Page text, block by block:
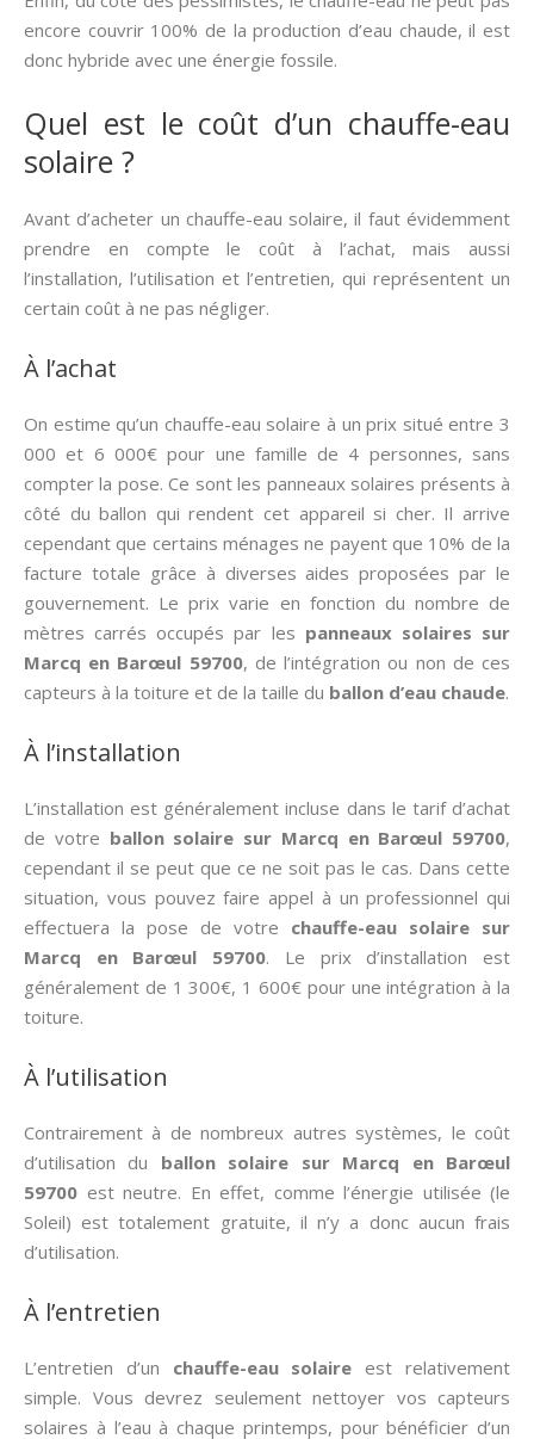
encore couvrir 100% de la production d’eau chaude, il est
donc hybride avec une énergie fossile.
Quel est le coût d’un chauffe-eau
solaire ?
Avant d’acheter un chauffe-eau solaire, il faut évidemment
prendre en compte le coût à l’achat, mais aussi
l’installation, l’utilisation et l’entretien, qui représentent un
certain coût à ne pas négliger.
À l’achat
On estime qu’un chauffe-eau solaire à un prix situé entre 3
000 et 6 000€ pour une famille de 4 personnes, sans
compter la pose. Ce sont les panneaux solaires présents à
côté du ballon qui rendent cet appareil si cher. Il arrive
cependant que certains ménages ne payent que 10% de la
facture totale grâce à diverses aides proposées par le
gouvernement. Le prix varie en fonction du nombre de
mètres carrés occupés par les panneaux solaires sur
Marcq en Barœul 59700, de l’intégration ou non de ces
capteurs à la toiture et de la taille du ballon d’eau chaude.
À l’installation
L’installation est généralement incluse dans le tarif d’achat
de votre ballon solaire sur Marcq en Barœul 59700,
cependant il se peut que ce ne soit pas le cas. Dans cette
situation, vous pouvez faire appel à un professionnel qui
effectuera la pose de votre chauffe-eau solaire sur
Marcq en Barœul 59700. Le prix d’installation est
généralement de 1 300€, 1 600€ pour une intégration à la
toiture.
À l’utilisation
Contrairement à de nombreux autres systèmes, le coût
d’utilisation du ballon solaire sur Marcq en Barœul
59700 est neutre. En effet, comme l’énergie utilisée (le
Soleil) est totalement gratuite, il n’y a donc aucun frais
d’utilisation.
À l’entretien
L’entretien d’un chauffe-eau solaire est relativement
simple. Vous devrez seulement nettoyer vos capteurs
solaires à l’eau à chaque printemps, pour bénéficier d’un